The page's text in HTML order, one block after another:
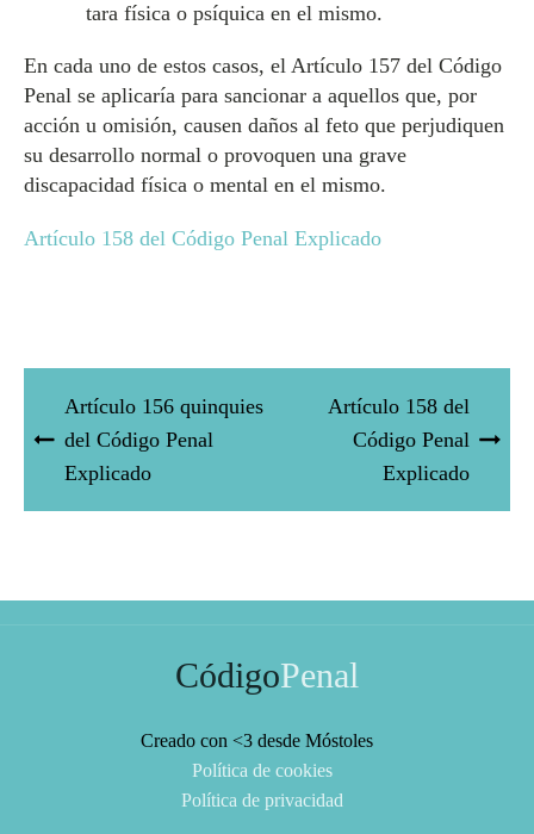
tara física o psíquica en el mismo.
En cada uno de estos casos, el Artículo 157 del Código
Penal se aplicaría para sancionar a aquellos que, por
acción u omisión, causen daños al feto que perjudiquen
su desarrollo normal o provoquen una grave
discapacidad física o mental en el mismo.
Artículo 158 del Código Penal Explicado
Artículo 156 quinquies
del Código Penal
Explicado
Artículo 158 del
Código Penal
Explicado
CódigoPenal
Creado con <3 desde Móstoles
Política de cookies
Política de privacidad